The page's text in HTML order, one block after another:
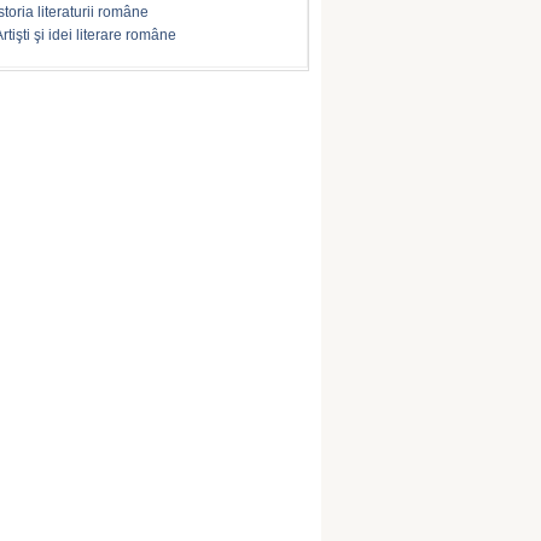
literaturii române
şi idei literare române